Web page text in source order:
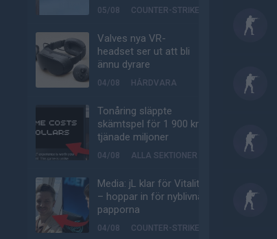
05/08 COUNTER-STRIKE
Valves nya VR-
headset ser ut att bli
ännu dyrare
04/08 HÅRDVARA
Tonåring släppte
skämtspel för 1 900 kr –
tjänade miljoner
04/08 ALLA SEKTIONER
Media: jL klar för Vitality
– hoppar in för nyblivna
papporna
04/08 COUNTER-STRIKE